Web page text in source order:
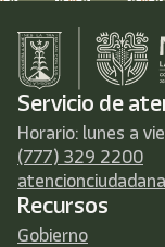
Servicio de
Horario: lunes a
(777) 329 2200
Recursos
Gobierno